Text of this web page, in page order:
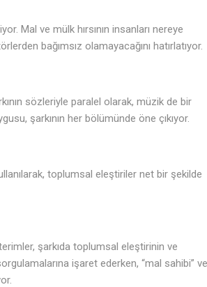
Mal ve mülk hırsının insanları nereye
bağımsız olamayacağını hatırlatıyor.
sözleriyle paralel olarak, müzik de bir
şarkının her bölümünde öne çıkıyor.
toplumsal eleştiriler net bir şekilde
şarkıda toplumsal eleştirinin ve
işaret ederken, “mal sahibi” ve